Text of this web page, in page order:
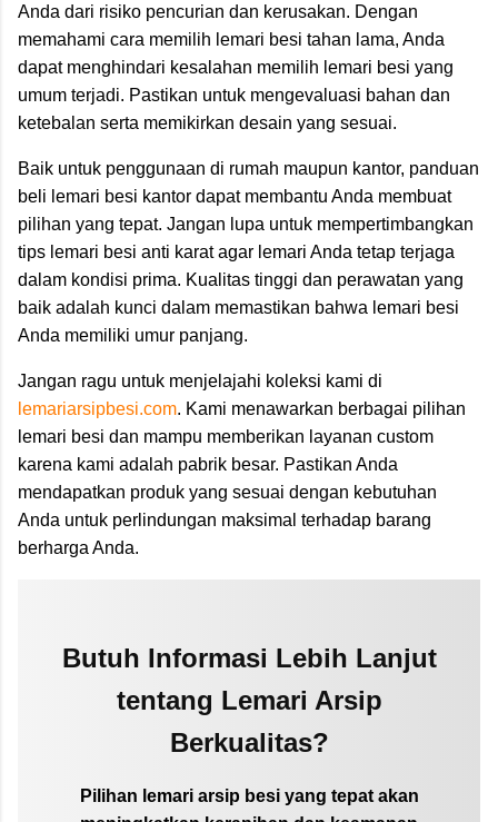
Anda dari risiko pencurian dan kerusakan. Dengan
memahami cara memilih lemari besi tahan lama, Anda
dapat menghindari kesalahan memilih lemari besi yang
umum terjadi. Pastikan untuk mengevaluasi bahan dan
ketebalan serta memikirkan desain yang sesuai.
Baik untuk penggunaan di rumah maupun kantor, panduan
beli lemari besi kantor dapat membantu Anda membuat
pilihan yang tepat. Jangan lupa untuk mempertimbangkan
tips lemari besi anti karat agar lemari Anda tetap terjaga
dalam kondisi prima. Kualitas tinggi dan perawatan yang
baik adalah kunci dalam memastikan bahwa lemari besi
Anda memiliki umur panjang.
Jangan ragu untuk menjelajahi koleksi kami di
lemariarsipbesi.com. Kami menawarkan berbagai pilihan
lemari besi dan mampu memberikan layanan custom
karena kami adalah pabrik besar. Pastikan Anda
mendapatkan produk yang sesuai dengan kebutuhan
Anda untuk perlindungan maksimal terhadap barang
berharga Anda.
Butuh Informasi Lebih Lanjut
tentang Lemari Arsip
Berkualitas?
Pilihan lemari arsip besi yang tepat akan